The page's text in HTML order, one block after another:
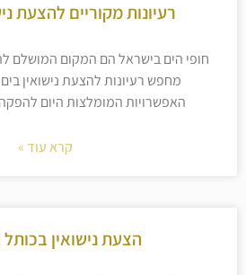
רעיונות מקוריים להצעת
חופי הים בישראל הם המקום המושלם
מחפש רעיונות להצעת נישואין
האפשרויות המומלצות היום
קרא עוד »
הצעת נישואין